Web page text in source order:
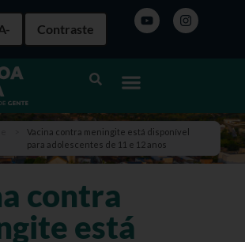
Contraste
Vacina contra meningite está disponível
para adolescentes de 11 e 12 anos
contra
está